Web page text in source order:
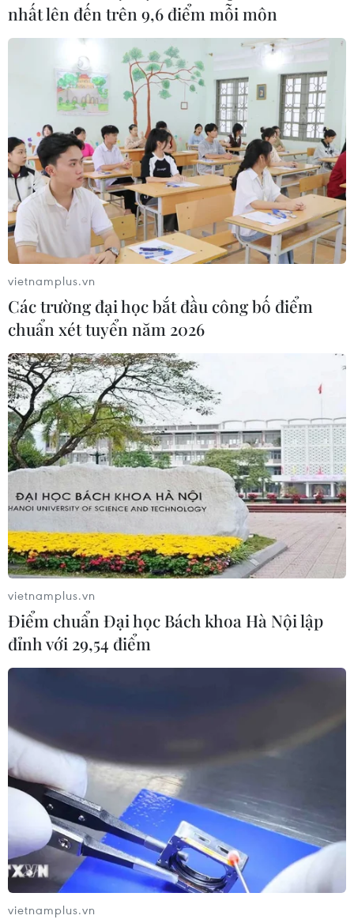
Theo hãng tin Bloomberg, Mỹ đã đạt được một thỏa
thuận với Hà Lan và Nhật Bản về hạn chế xuất khẩu
một số máy móc sản xuất chip tiên tiến sang Trung
Quốc trong các cuộc đàm phán kết thúc vào 27/1.
nhất lên đến trên 9,6 điểm mỗi môn
vietnamplus.vn
Các trường đại học bắt đầu công bố điểm
chuẩn xét tuyển năm 2026
vietnamplus.vn
Điểm chuẩn Đại học Bách khoa Hà Nội lập
đỉnh với 29,54 điểm
vietnamplus.vn